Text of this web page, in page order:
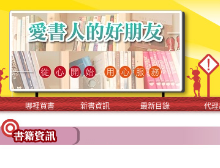
哪裡買書 新書資訊 最新目錄 代理